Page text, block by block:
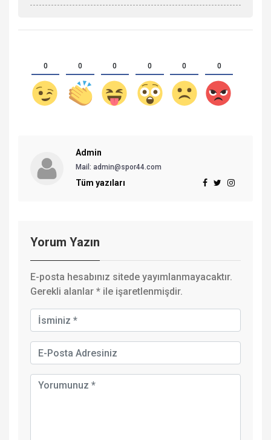
0 0 0 0 0 0
Admin
Mail: admin@spor44.com
Tüm yazıları
Yorum Yazın
E-posta hesabınız sitede yayımlanmayacaktır.
Gerekli alanlar * ile işaretlenmişdir.